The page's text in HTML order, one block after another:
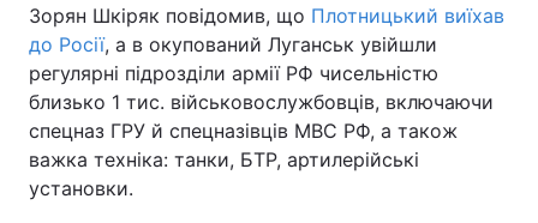
Зорян Шкіряк повідомив, що Плотницький виїхав
до Росії, а в окупований Луганськ увійшли
регулярні підрозділи армії РФ чисельністю
близько 1 тис. військовослужбовців, включаючи
спецназ ГРУ й спецназівців МВС РФ, а також
важка техніка: танки, БТР, артилерійські
установки.